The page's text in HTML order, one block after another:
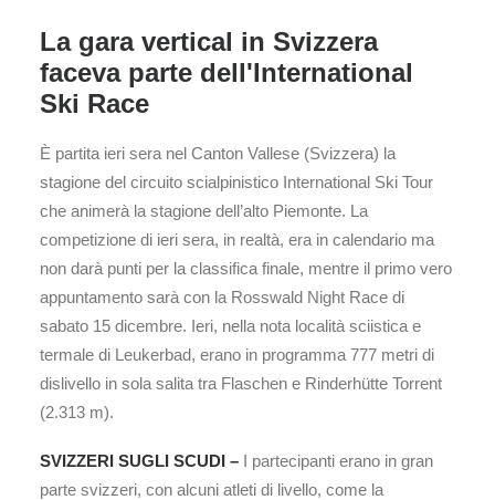
La gara vertical in Svizzera
faceva parte dell'International
Ski Race
È partita ieri sera nel Canton Vallese (Svizzera) la
stagione del circuito scialpinistico International Ski Tour
che animerà la stagione dell’alto Piemonte. La
competizione di ieri sera, in realtà, era in calendario ma
non darà punti per la classifica finale, mentre il primo vero
appuntamento sarà con la Rosswald Night Race di
sabato 15 dicembre. Ieri, nella nota località sciistica e
termale di Leukerbad, erano in programma 777 metri di
dislivello in sola salita tra Flaschen e Rinderhütte Torrent
(2.313 m).
SVIZZERI SUGLI SCUDI – I partecipanti erano in gran
parte svizzeri, con alcuni atleti di livello, come la